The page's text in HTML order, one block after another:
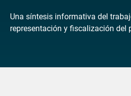
Una síntesis informativa del
representación y fiscalización del